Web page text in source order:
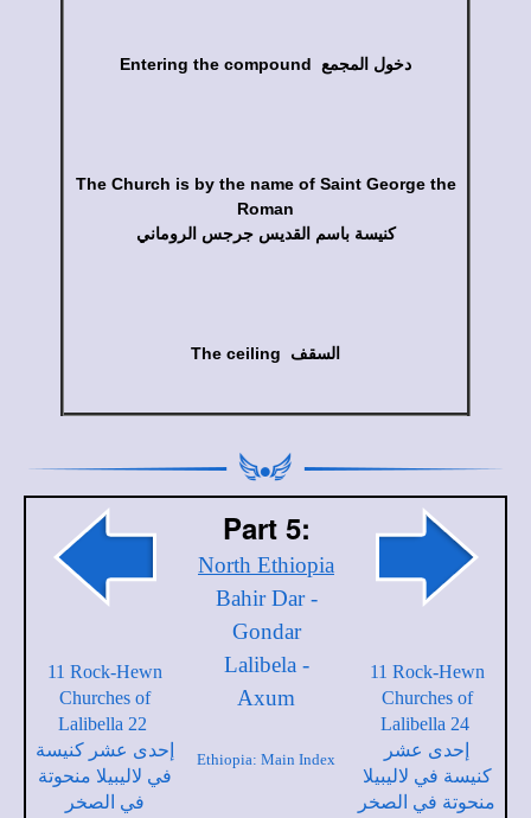
Entering the compound دخول المجمع
The Church is by the name of Saint George the
Roman
كنيسة باسم القديس جرجس الروماني
The ceiling السقف
11 Rock-Hewn
Churches of
Lalibella 22
إحدى عشر كنيسة
في لاليبيلا منحوتة
في الصخر
Part 5:
North Ethiopia
Bahir Dar -
Gondar
Lalibela -
Axum
Ethiopia: Main Index
11 Rock-Hewn
Churches of
Lalibella 24
إحدى عشر
كنيسة في لاليبيلا
منحوتة في الصخر